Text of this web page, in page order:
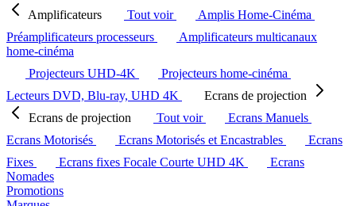
Amplificateurs
Tout voir
Amplis Home-Cinéma
Préamplificateurs processeurs
Amplificateurs multicanaux
home-cinéma
Projecteurs UHD-4K
Projecteurs home-cinéma
Lecteurs DVD, Blu-ray, UHD 4K
Ecrans de projection
Ecrans de projection
Tout voir
Ecrans Manuels
Ecrans Motorisés
Ecrans Motorisés et Encastrables
Ecrans
Fixes
Ecrans fixes Focale Courte UHD 4K
Ecrans
Nomades
Promotions